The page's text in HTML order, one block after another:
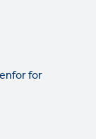
for